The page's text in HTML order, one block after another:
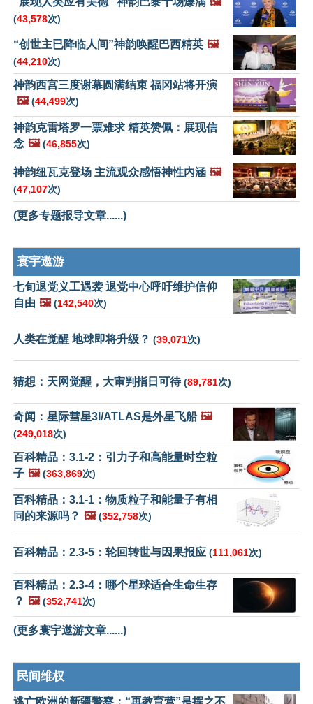
(43,578次)
“创世主已降临人间”神韵唤醒巴西精英 🖼️
(44,210次)
神韵西宫三度谢幕圆满结束 福冈站将开演
🖼️ (44,499次)
神韵克雷塔罗一票难求 精英赞佩：展现信
念 🖼️ (46,855次)
神韵纽瓦克登场 主流观众感悟神性内涵 🖼️
(47,107次)
(更多专题报导文章......)
寰宇遨游
七旬退党义工遇袭 退党中心呼吁维护信仰
自由 🖼️ (142,540次)
人类在觉醒 地球即将升级？ (39,071次)
猜想：天网觉醒，大审判指日可待(89,781次)
奇闻：星际彗星3I/ATLAS是外星飞船 🖼️
(249,018次)
百科精品：3.1-2：引力子和高能量时空粒
子 🖼️ (363,869次)
百科精品：3.1-1：物质粒子和能量子有相
同的来源吗？ 🖼️ (352,758次)
百科精品：2.3-5：轮回转世与因果报应 (111,061次)
百科精品：2.3-4：哪个星球适合生命生存
？ 🖼️ (352,741次)
(更多寰宇遨游文章......)
民间维权
逃亡欧洲的新疆警察：“再教育营”是挥之不